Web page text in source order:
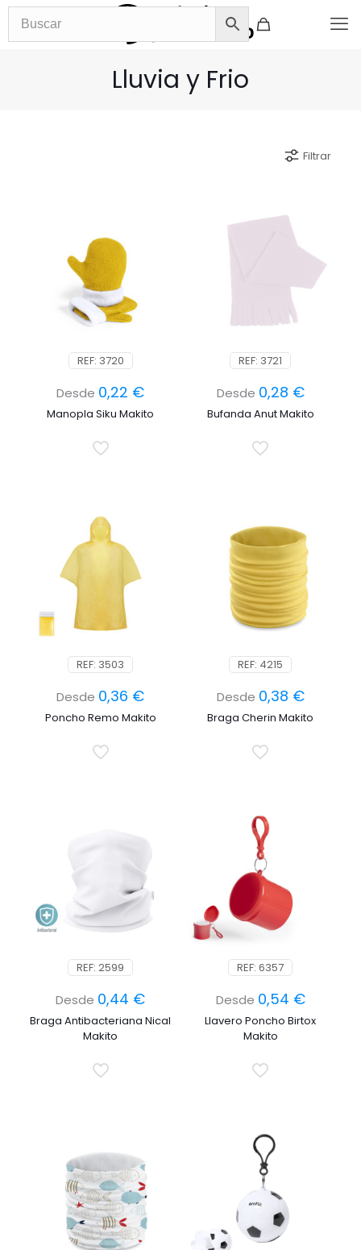
Lluvia y Frio
Filtrar
REF: 3720
Desde 0,22 €
Manopla Siku Makito
REF: 3721
Desde 0,28 €
Bufanda Anut Makito
REF: 3503
Desde 0,36 €
Poncho Remo Makito
REF: 4215
Desde 0,38 €
Braga Cherin Makito
REF: 2599
Desde 0,44 €
Braga Antibacteriana Nical
Makito
REF: 6357
Desde 0,54 €
Llavero Poncho Birtox
Makito